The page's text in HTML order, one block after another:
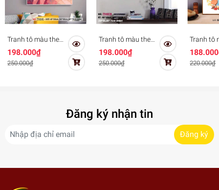
Tranh tô màu theo
số Gam tình yêu
đôi lứa TY4248
198.000₫
250.000₫
Tranh tô màu theo
số sơn dầu số hóa
Gam Đèn lồng tình
yêu TY4070
198.000₫
250.000₫
Tranh tô
hóa
đình
cute đơn
220.000₫
Đăng ký nhận tin
Đăng ký